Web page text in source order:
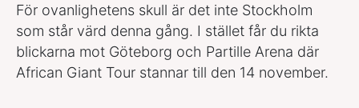
För ovanlighetens skull är det inte Stockholm
som står värd denna gång. I stället får du rikta
blickarna mot Göteborg och Partille Arena där
African Giant Tour stannar till den 14 november.